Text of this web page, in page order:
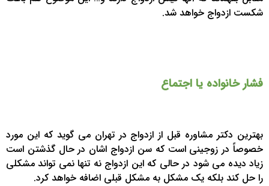
شکست ازدواج خواهد شد.
فشار خانواده یا اجتماع
بهترین دکتر مشاوره قبل از ازدواج در تهران می گوید که این مورد
خصوصاً در زوجینی است که سن ازدواج اشان در حال گذشتن است
زیاد دیده می شود در حالی که این ازدواج نه تنها نمی تواند مشکلی
را حل کند بلکه یک مشکل به مشکل قبلی اضافه خواهد کرد.